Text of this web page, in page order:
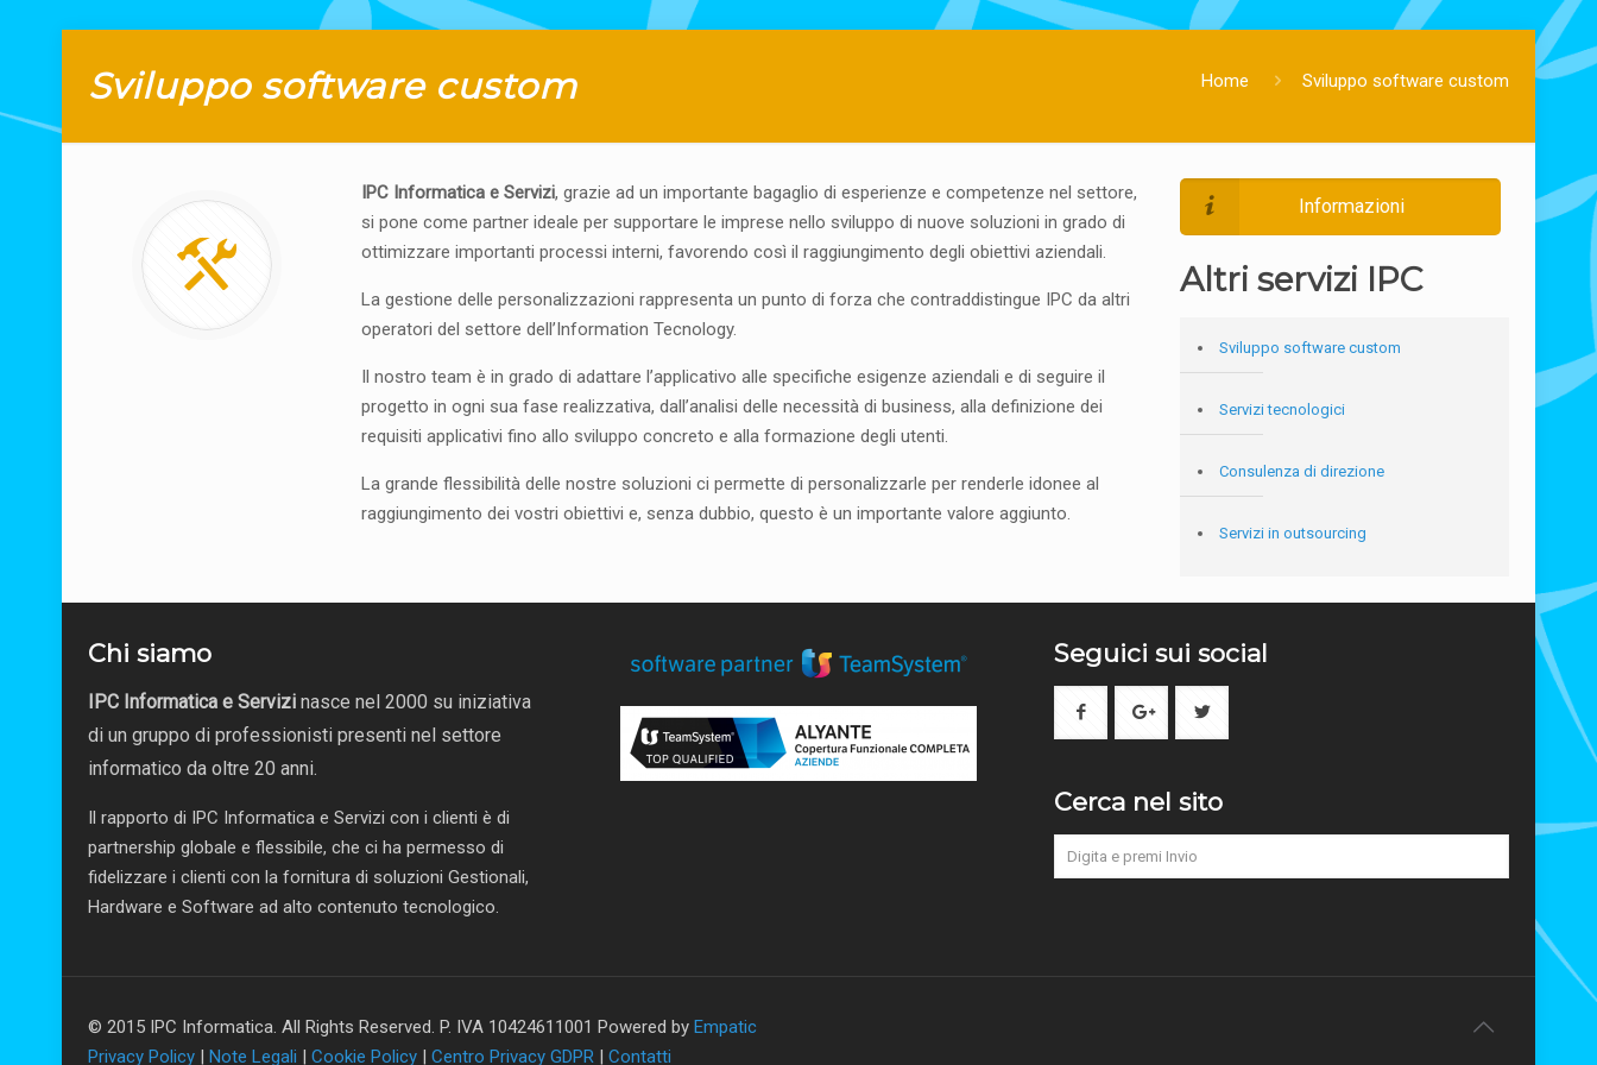
Sviluppo software custom Home Sviluppo software custom
IPC Informatica e Servizi, grazie ad un importante bagaglio di esperienze e competenze nel settore,
si pone come partner ideale per supportare le imprese nello sviluppo di nuove soluzioni in grado di
ottimizzare importanti processi interni, favorendo così il raggiungimento degli obiettivi aziendali.
La gestione delle personalizzazioni rappresenta un punto di forza che contraddistingue IPC da altri
operatori del settore dell’Information Tecnology.
Il nostro team è in grado di adattare l’applicativo alle specifiche esigenze aziendali e di seguire il
progetto in ogni sua fase realizzativa, dall’analisi delle necessità di business, alla definizione dei
requisiti applicativi fino allo sviluppo concreto e alla formazione degli utenti.
La grande flessibilità delle nostre soluzioni ci permette di personalizzarle per renderle idonee al
raggiungimento dei vostri obiettivi e, senza dubbio, questo è un importante valore aggiunto.
Informazioni
Altri servizi IPC
Sviluppo software custom
Servizi tecnologici
Consulenza di direzione
Servizi in outsourcing
Chi siamo
IPC Informatica e Servizinasce nel 2000 su iniziativa
di un gruppo di professionisti presenti nel settore
informatico da oltre 20 anni.
Il rapporto di IPC Informatica e Servizi con i clienti è di
partnership globale e flessibile, che ci ha permesso di
fidelizzare i clienti con la fornitura di soluzioni Gestionali,
Hardware e Software ad alto contenuto tecnologico.
Seguici sui social
Cerca nel sito
© 2015 IPC Informatica. All Rights Reserved. P. IVA 10424611001 Powered byEmpatic
Privacy Policy |Note Legali |Cookie Policy |Centro Privacy GDPR |Contatti